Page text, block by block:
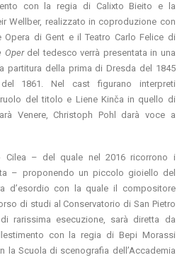
con la regia di Calixto Bieito e la
Wellber, realizzato in coproduzione con
Opera di Gent e il Teatro Carlo Felice di
Operdel tedesco verrà presentata in una
partitura della prima di Dresda del 1845
1861. Nel cast figurano interpreti
del titolo e Liene Kinča in quello di
Venere, Christoph Pohl darà voce a
Cilea – del quale nel 2016 ricorrono i
– proponendo un piccolo gioiello del
d’esordio con la quale il compositore
di studi al Conservatorio di San Pietro
rarissima esecuzione, sarà diretta da
con la regia di Bepi Morassi
la Scuola di scenografia dell’Accademia